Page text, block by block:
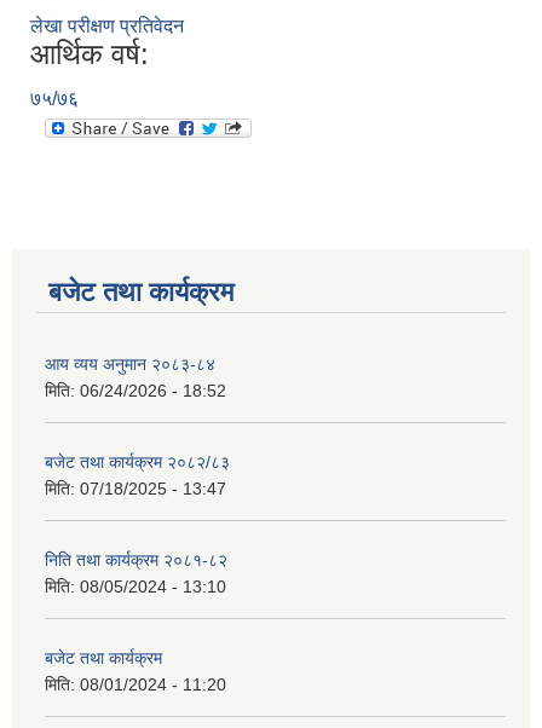
लेखा परीक्षण प्रतिवेदन
आर्थिक वर्ष:
७५/७६
बजेट तथा कार्यक्रम
आय व्यय अनुमान २०८३-८४
मिति: 06/24/2026 - 18:52
बजेट तथा कार्यक्रम २०८२/८३
मिति: 07/18/2025 - 13:47
निति तथा कार्यक्रम २०८१-८२
मिति: 08/05/2024 - 13:10
बजेट तथा कार्यक्रम
मिति: 08/01/2024 - 11:20